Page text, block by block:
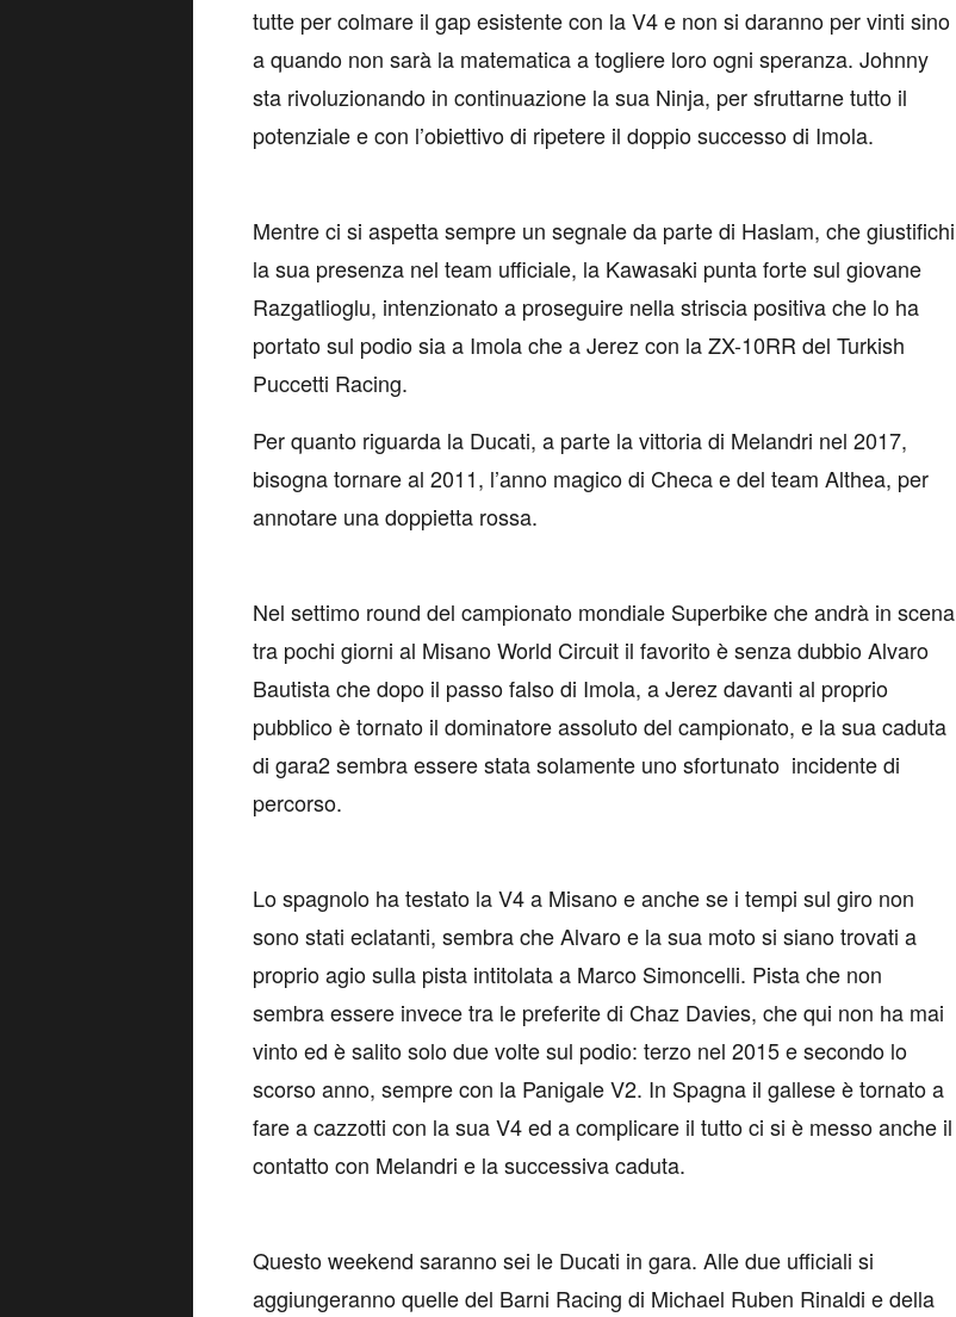
tutte per colmare il gap esistente con la V4 e non si daranno per vinti sino
a quando non sarà la matematica a togliere loro ogni speranza. Johnny
sta rivoluzionando in continuazione la sua Ninja, per sfruttarne tutto il
potenziale e con l’obiettivo di ripetere il doppio successo di Imola.
Mentre ci si aspetta sempre un segnale da parte di Haslam, che giustifichi
la sua presenza nel team ufficiale, la Kawasaki punta forte sul giovane
Razgatlioglu, intenzionato a proseguire nella striscia positiva che lo ha
portato sul podio sia a Imola che a Jerez con la ZX-10RR del Turkish
Puccetti Racing.
Per quanto riguarda la Ducati, a parte la vittoria di Melandri nel 2017,
bisogna tornare al 2011, l’anno magico di Checa e del team Althea, per
annotare una doppietta rossa.
Nel settimo round del campionato mondiale Superbike che andrà in scena
tra pochi giorni al Misano World Circuit il favorito è senza dubbio Alvaro
Bautista che dopo il passo falso di Imola, a Jerez davanti al proprio
pubblico è tornato il dominatore assoluto del campionato, e la sua caduta
di gara2 sembra essere stata solamente uno sfortunato incidente di
percorso.
Lo spagnolo ha testato la V4 a Misano e anche se i tempi sul giro non
sono stati eclatanti, sembra che Alvaro e la sua moto si siano trovati a
proprio agio sulla pista intitolata a Marco Simoncelli. Pista che non
sembra essere invece tra le preferite di Chaz Davies, che qui non ha mai
vinto ed è salito solo due volte sul podio: terzo nel 2015 e secondo lo
scorso anno, sempre con la Panigale V2. In Spagna il gallese è tornato a
fare a cazzotti con la sua V4 ed a complicare il tutto ci si è messo anche il
contatto con Melandri e la successiva caduta.
Questo weekend saranno sei le Ducati in gara. Alle due ufficiali si
aggiungeranno quelle del Barni Racing di Michael Ruben Rinaldi e della